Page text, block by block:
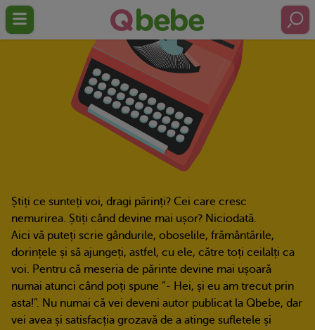
Știți ce sunteți voi, dragi părinți? Cei care cresc
nemurirea. Știți când devine mai ușor? Niciodată.
Aici vă puteți scrie gândurile, oboselile, frământările,
dorințele și să ajungeți, astfel, cu ele, către toți ceilalți ca
voi. Pentru că meseria de părinte devine mai ușoară
numai atunci când poți spune ”- Hei, și eu am trecut prin
asta!”. Nu numai că vei deveni autor publicat la Qbebe, dar
vei avea și satisfacția grozavă de a atinge sufletele și